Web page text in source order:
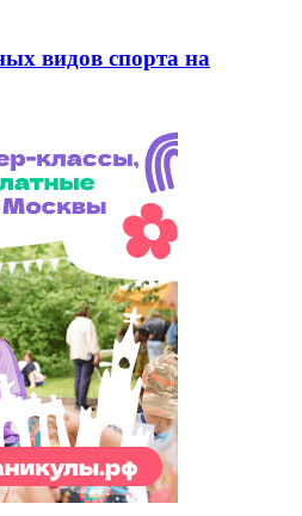
видов спорта на